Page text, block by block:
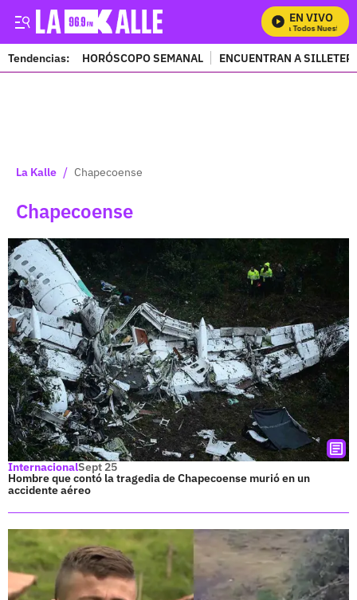
EN VIVO
Mira Todos Nuestros
Tendencias: HORÓSCOPO SEMANAL ENCUENTRAN A
La Kalle / Chapecoense
Chapecoense
InternacionalSept 25
Hombre que contó la tragedia de Chapecoense murió en un
accidente aéreo